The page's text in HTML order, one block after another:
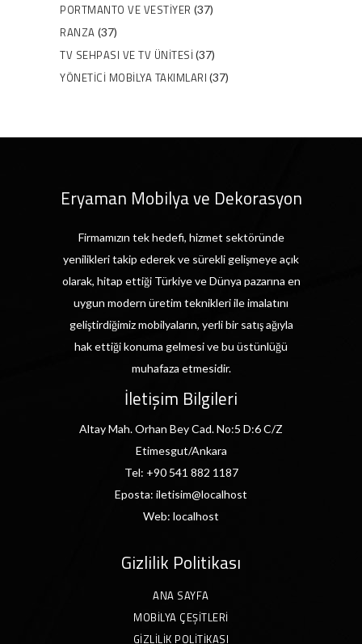
PORTMANTO VE VESTIYER (37)
RANZA (37)
TV SEHPASI VE TV ÜNITESI (37)
YÖNETICI MOBILYA TAKIMLARI (37)
Eryaman Mobilya ve Dekorasyon
Firmamızın tek hedefi, hizmet sektöründe
yenilikleri takip ederek ve sürekli gelişmeye açık
olarak, hitap ettiği Türkiye ve Dünya pazarına en
uygun modern üretim teknikleri ile imalatını
geliştirdiğimiz mobilyaların, yerli bir satış ağıyla
hak ettiği konuma gelmesi ve bu üstünlüğü
muhafaza etmesidir.
İletişim Bilgileri
Altay Mah. Orhan Bey Cad. No:5 D:6 C/Z
Etimesgut/Ankara
Tel: +90 541 882 1187
Eposta: iletisim@localhost
Web: localhost
Gizlilik Politikası
ANA SAYFA
MOBILYA ÇEŞITLERI
GIZLILIK POLITIKASI